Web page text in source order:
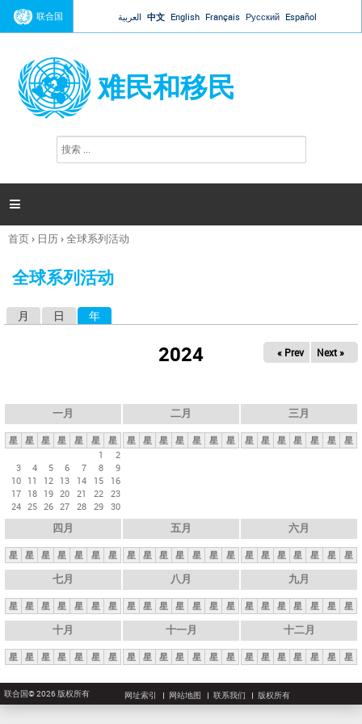
Jump to navigation
联合国 العربية 中文 English Français Русский Español
难民和移民
搜
索

你
这
首页› 日历›全球系列活动
全球系列活动
月 日 年
2024 « Prev Next »
一月
星 星 星 星 星 星
星
1
2
3
4 5 6 7 8
9
10 11 12 13 14 15
16
17 18 19 20 21 22 23
24 25 26 27 28 29 30
二月
星 星 星 星 星 星 星
三月
星 星 星 星 星 星 星
四月
星 星 星 星 星 星 星
五月
星 星 星 星 星 星 星
六月
星 星 星 星 星 星 星
七月
星 星 星 星 星 星 星
八月
星 星 星 星 星 星 星
九月
星 星 星 星 星 星 星
十月
星 星 星 星 星 星 星
十一月
星 星 星 星 星 星 星
十二月
星 星 星 星 星 星 星
联合国© 2026 版权所有 网址索引 网站地图 联系我们 版权所有